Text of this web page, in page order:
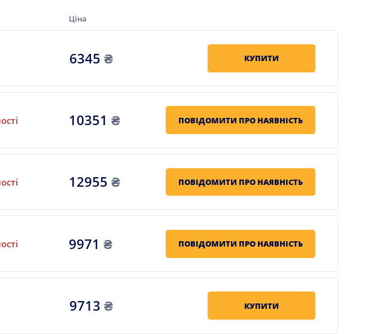
Ціна
6345₴ КУПИТИ
10351 ₴ ПОВІДОМИТИ ПРО НАЯВНІСТЬ
12955 ₴ ПОВІДОМИТИ ПРО НАЯВНІСТЬ
9971 ₴ ПОВІДОМИТИ ПРО НАЯВНІСТЬ
9713₴ КУПИТИ